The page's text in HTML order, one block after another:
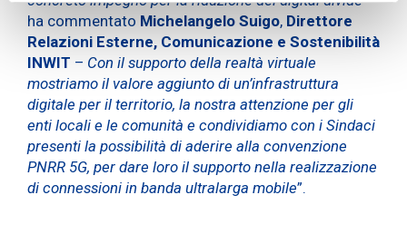
ha commentato Michelangelo Suigo, Direttore
Relazioni Esterne, Comunicazione e Sostenibilità
INWIT – Con il supporto della realtà virtuale
mostriamo il valore aggiunto di un’infrastruttura
digitale per il territorio, la nostra attenzione per gli
enti locali e le comunità e condividiamo con i Sindaci
presenti la possibilità di aderire alla convenzione
PNRR 5G, per dare loro il supporto nella realizzazione
di connessioni in banda ultralarga mobile”.